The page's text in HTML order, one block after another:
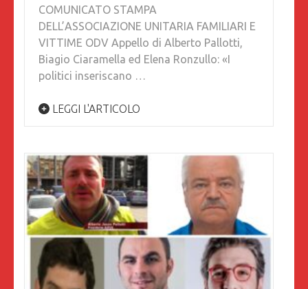
COMUNICATO STAMPA
DELL’ASSOCIAZIONE UNITARIA FAMILIARI E
VITTIME ODV Appello di Alberto Pallotti,
Biagio Ciaramella ed Elena Ronzullo: «I
politici inseriscano …
LEGGI L'ARTICOLO